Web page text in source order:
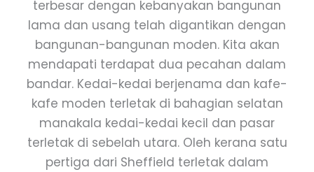
terbesar dengan kebanyakan bangunan
lama dan usang telah digantikan dengan
bangunan-bangunan moden. Kita akan
mendapati terdapat dua pecahan dalam
bandar. Kedai-kedai berjenama dan kafe-
kafe moden terletak di bahagian selatan
manakala kedai-kedai kecil dan pasar
terletak di sebelah utara. Oleh kerana satu
pertiga dari Sheffield terletak dalam